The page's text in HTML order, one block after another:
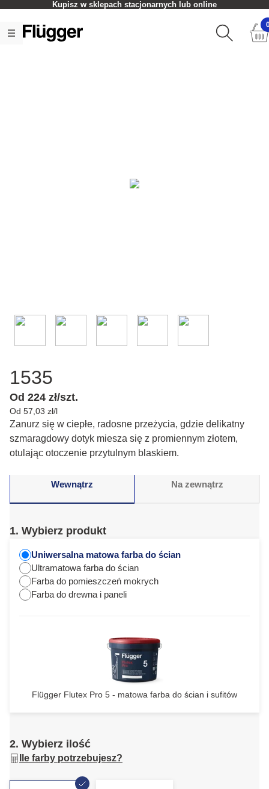
Kupisz w sklepach stacjonarnych lub online
1535
Od 224 zł/szt.
Od 57,03 zł/l
Zanurz się w ciepłe, radosne przeżycia, gdzie delikatny
szmaragdowy dotyk miesza się z promiennym złotem,
otulając otoczenie przytulnym blaskiem.
Wewnątrz Na zewnątrz
1. Wybierz produkt
Uniwersalna matowa farba do ścian
Ultramatowa farba do ścian
Farba do pomieszczeń mokrych
Farba do drewna i paneli
Flügger Flutex Pro 5 - matowa farba do ścian i sufitów
2. Wybierz ilość
Ile farby potrzebujesz?